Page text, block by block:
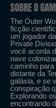
SOBRE O
The Outer
ficção
um jogador
Private
você acorda
nave
caminho
distante da
galáxia, e se
conspiração
Explorando
encontrando